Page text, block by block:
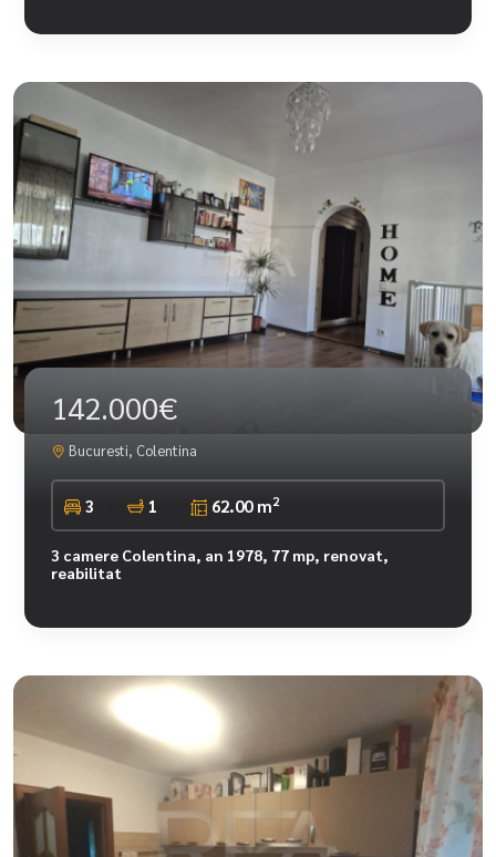
142.000€
Bucuresti, Colentina
3 1 62.00 m2
3 camere Colentina, an 1978, 77 mp, renovat,
reabilitat